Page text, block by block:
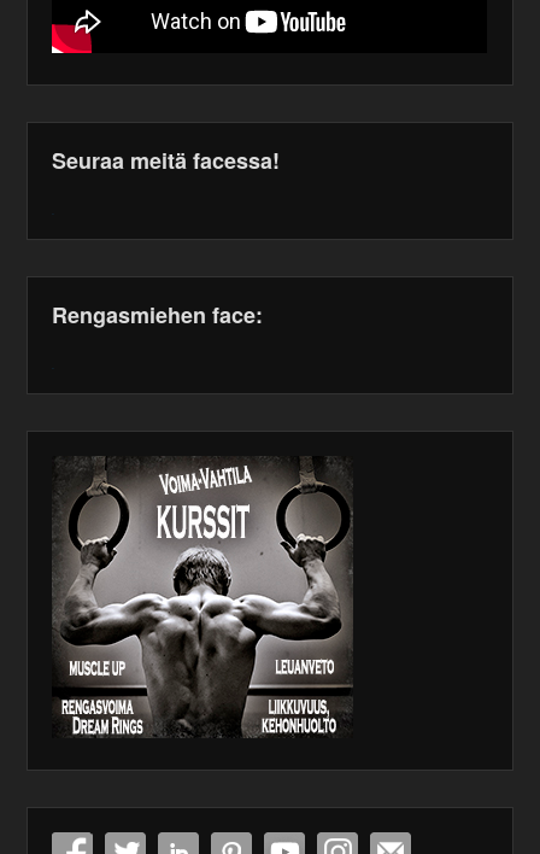
Seuraa meitä facessa!
Rengasmiehen face: